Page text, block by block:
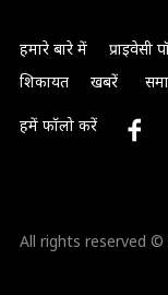
हमारे बारे में प्राइवेसी
शिकायत
खबरें
हमें फॉलो करें
All rights reserved ©